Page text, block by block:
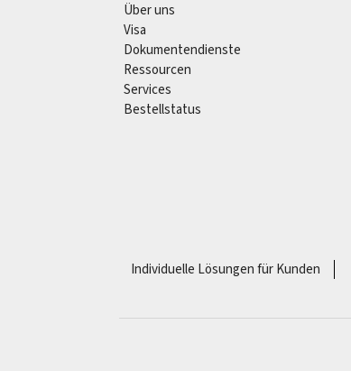
Über uns
Visa
Dokumentendienste
Ressourcen
Services
Bestellstatus
Individuelle Lösungen für Kunden